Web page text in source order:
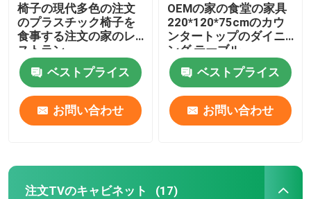
椅子の現代多色の注文
のプラスチック椅子を
食事する注文の家のレ
ストラン
ベストプライス
お問い合わせ
OEMの家の食堂の家具
220*120*75cmのカウ
ンタートップのダイニ
ング テーブル
ベストプライス
お問い合わせ
注文TVのキャビネット (17)